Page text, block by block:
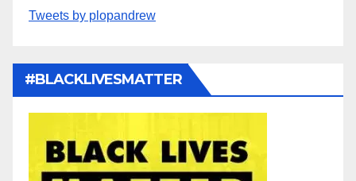
Tweets by plopandrew
#BLACKLIVESMATTER